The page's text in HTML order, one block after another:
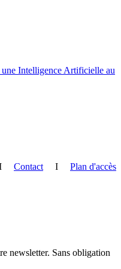
Intelligence Artificielle au
I Contact I Plan d'accès
newsletter. Sans obligation